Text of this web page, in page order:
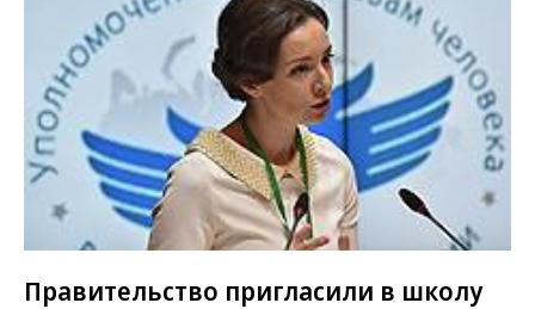
Правительство пригласили в школу